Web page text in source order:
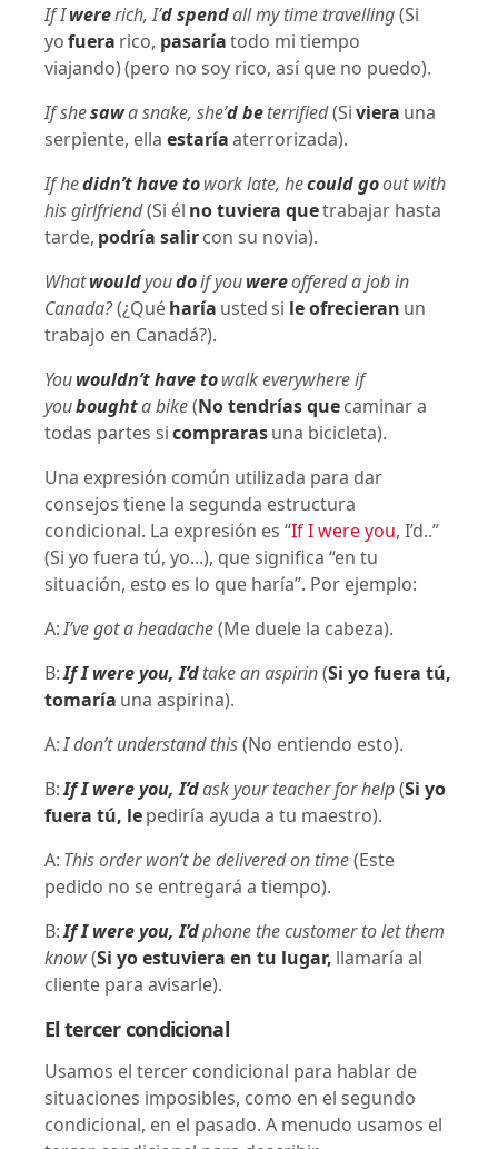
If Iwererich, I’d spendall my time travelling(Si
yofuera rico, pasaríatodo mi tiempo
viajando)(pero no soy rico, así que no puedo).
If shesawa snake, she’d beterrified(Siviera una
serpiente, ella estaríaaterrorizada).
If hedidn’t have towork late, hecould goout with
his girlfriend(Si él no tuviera quetrabajar hasta
tarde, podría salircon su novia).
Whatwouldyoudoif youwereoffered a job in
Canada?(¿Quéharía usted si le ofrecieran un
trabajo en Canadá?).
Youwouldn’t have towalk everywhere if
youboughta bike(No tendrías quecaminar a
todas partes sicomprarasuna bicicleta).
Una expresión común utilizada para dar
consejos tiene la segunda estructura
condicional. La expresión es “If I were you, I’d..”
(Si yo fuera tú, yo...), que significa “en tu
situación, esto es lo que haría”. Por ejemplo:
A:I’ve got a headache(Me duele la cabeza).
B:If I were you, I’dtake an aspirin(Si yo fuera tú,
tomaría una aspirina).
A:I don’t understand this(No entiendo esto).
B:If I were you, I’dask your teacher for help(Si yo
fuera tú, lepediría ayuda a tu maestro).
A: This order won’t be delivered on time(Este
pedido no se entregará a tiempo).
B:If I were you, I’dphone the customer to let them
know(Si yo estuviera en tu lugar, llamaría al
cliente para avisarle).
El tercer condicional
Usamos el tercer condicional para hablar de
situaciones imposibles, como en el segundo
condicional, en el pasado. A menudo usamos el